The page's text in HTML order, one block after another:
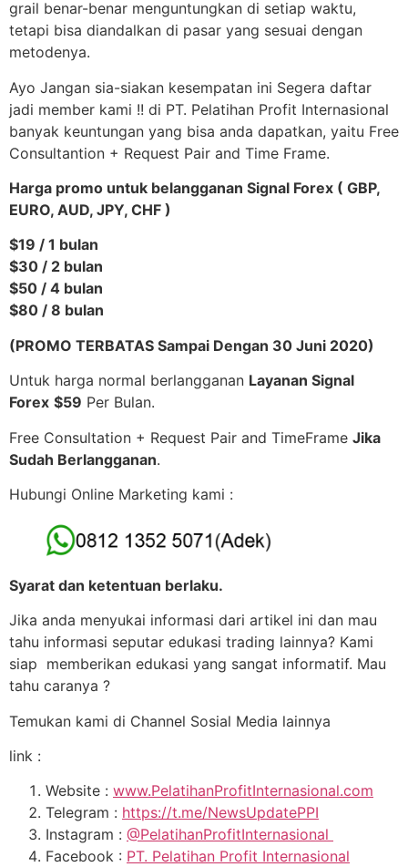
grail benar-benar menguntungkan di setiap waktu,
tetapi bisa diandalkan di pasar yang sesuai dengan
metodenya.
Ayo Jangan sia-siakan kesempatan ini Segera daftar
jadi member kami !! di PT. Pelatihan Profit Internasional
banyak keuntungan yang bisa anda dapatkan, yaitu Free
Consultantion + Request Pair and Time Frame.
Harga promo untuk belangganan Signal Forex ( GBP,
EURO, AUD, JPY, CHF )
$19 / 1 bulan
$30 / 2 bulan
$50 / 4 bulan
$80 / 8 bulan
(PROMO TERBATAS Sampai Dengan 30 Juni 2020)
Untuk harga normal berlangganan Layanan Signal
Forex $59 Per Bulan.
Free Consultation + Request Pair and TimeFrame Jika
Sudah Berlangganan.
Hubungi Online Marketing kami :
Syarat dan ketentuan berlaku.
Jika anda menyukai informasi dari artikel ini dan mau
tahu informasi seputar edukasi trading lainnya? Kami
siap memberikan edukasi yang sangat informatif. Mau
tahu caranya ?
Temukan kami di Channel Sosial Media lainnya
link :
Website : www.PelatihanProfitInternasional.com
Telegram : https://t.me/NewsUpdatePPI
Instagram : @PelatihanProfitInternasional
Facebook : PT. Pelatihan Profit Internasional